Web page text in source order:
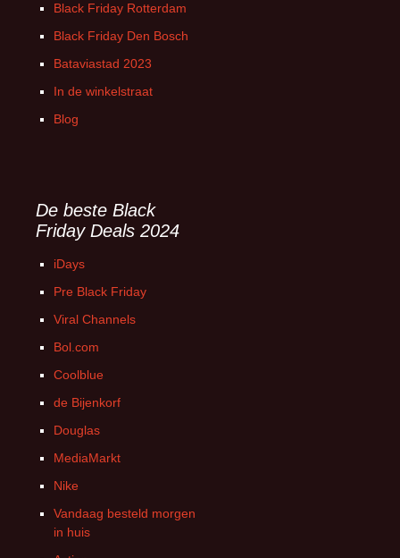
Black Friday Rotterdam
Black Friday Den Bosch
Bataviastad 2023
In de winkelstraat
Blog
De beste Black
Friday Deals 2024
iDays
Pre Black Friday
Viral Channels
Bol.com
Coolblue
de Bijenkorf
Douglas
MediaMarkt
Nike
Vandaag besteld morgen
in huis